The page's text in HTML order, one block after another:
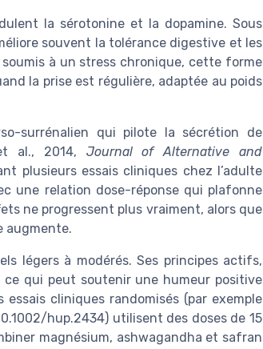
la sérotonine et la dopamine. Sous
souvent la tolérance digestive et les
à un stress chronique, cette forme
la prise est régulière, adaptée au poids
surrénalien qui pilote la sécrétion de
al., 2014, Journal of Alternative and
plusieurs essais cliniques chez l’adulte
une relation dose-réponse qui plafonne
ne progressent plus vraiment, alors que
augmente.
légers à modérés. Ses principes actifs,
qui peut soutenir une humeur positive
cliniques randomisés (par exemple
hup.2434) utilisent des doses de 15
magnésium, ashwagandha et safran